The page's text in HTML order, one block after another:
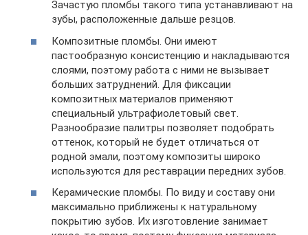
Зачастую пломбы такого типа устанавливают на
зубы, расположенные дальше резцов.
Композитные пломбы. Они имеют
пастообразную консистенцию и накладываются
слоями, поэтому работа с ними не вызывает
больших затруднений. Для фиксации
композитных материалов применяют
специальный ультрафиолетовый свет.
Разнообразие палитры позволяет подобрать
оттенок, который не будет отличаться от
родной эмали, поэтому композиты широко
используются для реставрации передних зубов.
Керамические пломбы. По виду и составу они
максимально приближены к натуральному
покрытию зубов. Их изготовление занимает